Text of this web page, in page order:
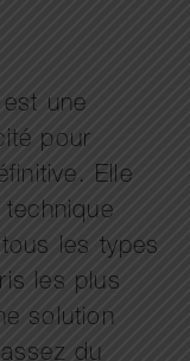
est une
pour
Elle
les types
les plus
solution
du